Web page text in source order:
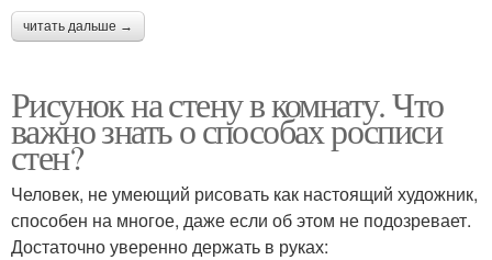
читать дальше →
Рисунок на стену в комнату. Что
важно знать о способах росписи
стен?
Человек, не умеющий рисовать как настоящий художник,
способен на многое, даже если об этом не подозревает.
Достаточно уверенно держать в руках: